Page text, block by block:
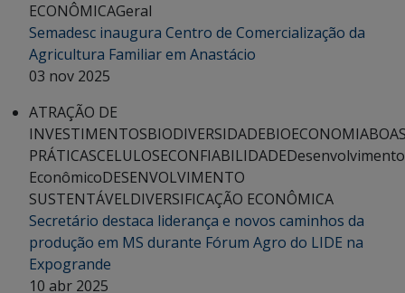
ECONÔMICAGeral
Semadesc inaugura Centro de Comercialização da
Agricultura Familiar em Anastácio
03 nov 2025
ATRAÇÃO DE
INVESTIMENTOSBIODIVERSIDADEBIOECONOMIA
PRÁTICASCELULOSECONFIABILIDADEDesenvolvimento
EconômicoDESENVOLVIMENTO
SUSTENTÁVELDIVERSIFICAÇÃO ECONÔMICA
Secretário destaca liderança e novos caminhos da
produção em MS durante Fórum Agro do LIDE na
Expogrande
10 abr 2025